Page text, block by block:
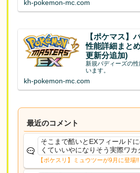
kh-pokemon-mc.com
【ポケマス】
性能詳細まと
更新分追加)
新規バディーズの
いま
kh-pokemon-mc.com
最近のコメント
そこまで酷いとEXフィールド
くていいやになりそう実際ワカ
さえあんまり行ってないや
【ポケスリ】ミュウツーが9月に登場!!